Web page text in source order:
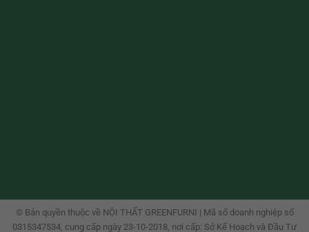
© Bản quyền thuộc về NỘI THẤT GREENFURNI | Mã số doanh nghiệp số
0315347534, cung cấp ngày 23-10-2018, nơi cấp: Sở Kế Hoạch và Đầu Tư